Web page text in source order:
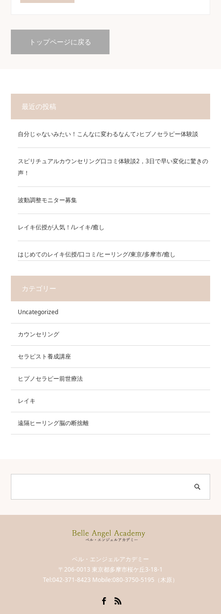
トップページに戻る
最近の投稿
自分じゃないみたい！こんなに変わるなんて♪ヒプノセラピー体験談
スピリチュアルカウンセリング口コミ体験談2，3日で早い変化に驚きの
声！
波動調整モニター募集
レイキ伝授が人気！/レイキ/癒し
はじめてのレイキ伝授/口コミ/ヒーリング/東京/多摩市/癒し
カテゴリー
Uncategorized
カウンセリング
セラピスト養成講座
ヒプノセラピー前世療法
レイキ
遠隔ヒーリング脳の断捨離
ベル・エンジェルアカデミー
〒206-0013 東京都多摩市桜ケ丘3-18-1
Tel:042-371-8423 Mobile:080-3750-5195（木原）